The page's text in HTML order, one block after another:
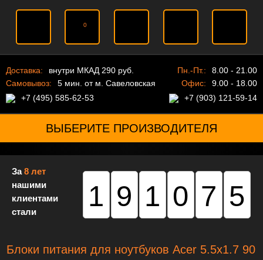
0
Доставка:
внутри МКАД 290 руб.
Самовывоз:
5 мин. от м. Савеловская
+7 (495) 585-62-53
Пн.-Пт.:
8.00 - 21.00
Офис:
9.00 - 18.00
+7 (903) 121-59-14
ВЫБЕРИТЕ ПРОИЗВОДИТЕЛЯ
За8 лет
нашими
клиентами
стали
191075
Блоки питания для ноутбуков Acer 5.5х1.7 90